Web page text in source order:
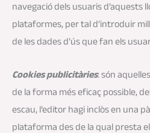
navegació dels usuaris d’aquests
plataformes, per tal d’introduir
de les dades d’ús que fan els
Cookies publicitàries: són
de la forma més eficaç possible,
escau, l’editor hagi inclòs en una
plataforma des de la qual presta el